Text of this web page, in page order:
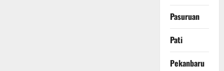
Pasuruan
Pati
Pekanbaru